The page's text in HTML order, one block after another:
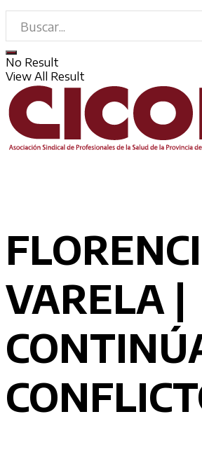
No Result
View All Result
VARELA |